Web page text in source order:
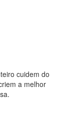
cuidem do
a melhor